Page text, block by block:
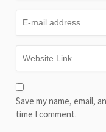
Save my name, email,
time I comment.